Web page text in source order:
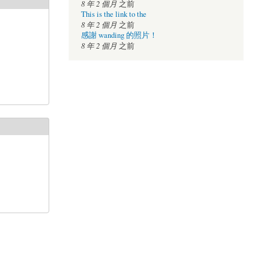
8 年 2 個月之前
This is the link to the
8 年 2 個月之前
感謝 wanding 的照片！
8 年 2 個月之前